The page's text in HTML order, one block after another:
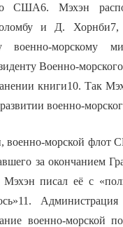
США6. Мэхэн
и Д.
военно-
Военно-
книги10. Так
военно-
военно-морской
за окончанием
писал её с
военно-морской